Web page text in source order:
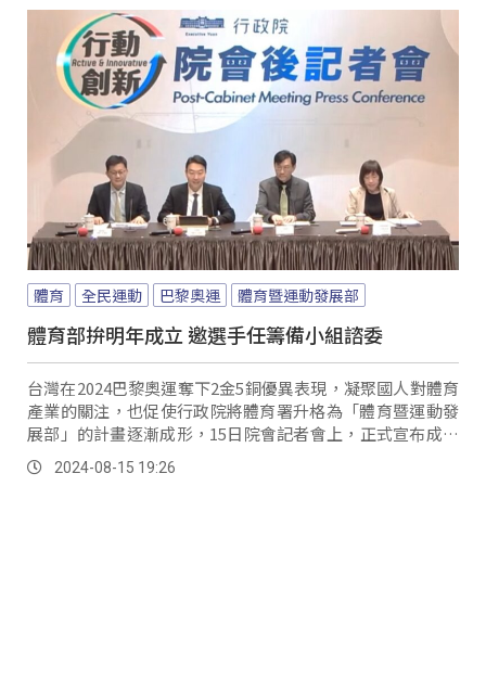
體育 全民運動 巴黎奧運 體育暨運動發展部
體育部拚明年成立 邀選手任籌備小組諮委
台灣在2024巴黎奧運奪下2金5銅優異表現，凝聚國人對體育
產業的關注，也促使行政院將體育署升格為「體育暨運動發
展部」的計畫逐漸成形，15日院會記者會上，正式宣布成立
籌備小組。
2024-08-15 19:26